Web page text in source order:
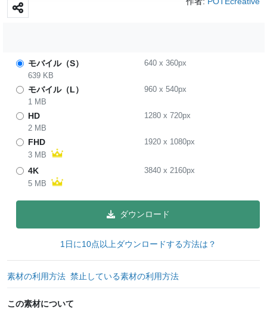
モバイル（S） 640x 360px
639 KB
モバイル（L） 960x 540px
1 MB
HD 1280x 720px
2 MB
FHD 1920x 1080px
3 MB
4K 3840x 2160px
5 MB
ダウンロード
1日に10点以上ダウンロードする方法は？
素材の利用方法 禁止している素材の利用方法
この素材について